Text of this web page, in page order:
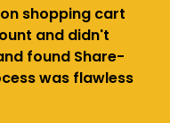
shopping cart
and didn't
found Share-
was flawless